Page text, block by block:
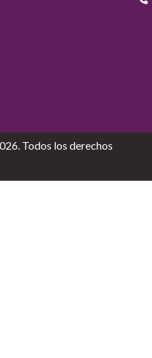
Todos los derechos